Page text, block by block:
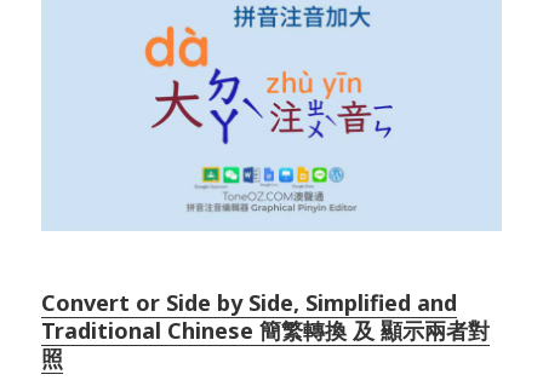
Convert or Side by Side, Simplified and
Traditional Chinese 簡繁轉換 及 顯示兩者對
照